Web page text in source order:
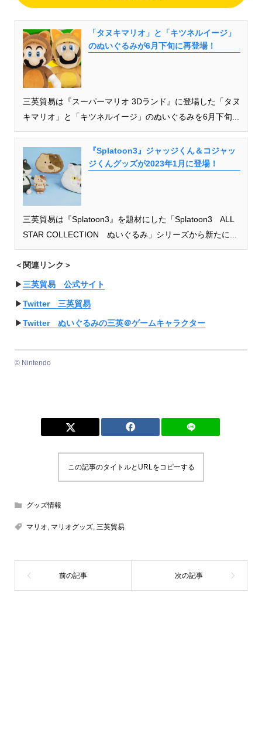
「タヌキマリオ」と「キツネルイージ」
のぬいぐるみが6月下旬に再登場！
三英貿易は『スーパーマリオ 3Dランド』に登場した「タヌ
キマリオ」と「キツネルイージ」のぬいぐるみを6月下旬...
『Splatoon3』ジャッジくん＆コジャッ
ジくんグッズが2023年1月に登場！
三英貿易は『Splatoon3』を題材にした「Splatoon3 ALL
STAR COLLECTION ぬいぐるみ」シリーズから新たに...
＜関連リンク＞
▶︎三英貿易 公式サイト
▶︎Twitter 三英貿易
▶︎Twitter ぬいぐるみの三英＠ゲームキャラクター
©︎ Nintendo
この記事のタイトルとURLをコピーする
グッズ情報
マリオ, マリオグッズ, 三英貿易